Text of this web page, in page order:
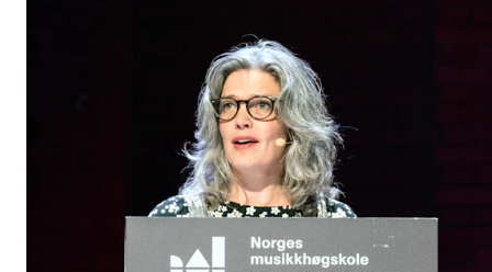
Studentutvalet SUT (student.nmh.no)